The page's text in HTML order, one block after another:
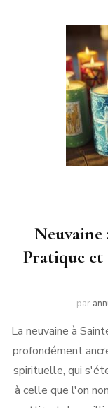
Neuvaine
Pratique et
par
La neuvaine à
profondément
spirituelle, qui
à celle que l'on